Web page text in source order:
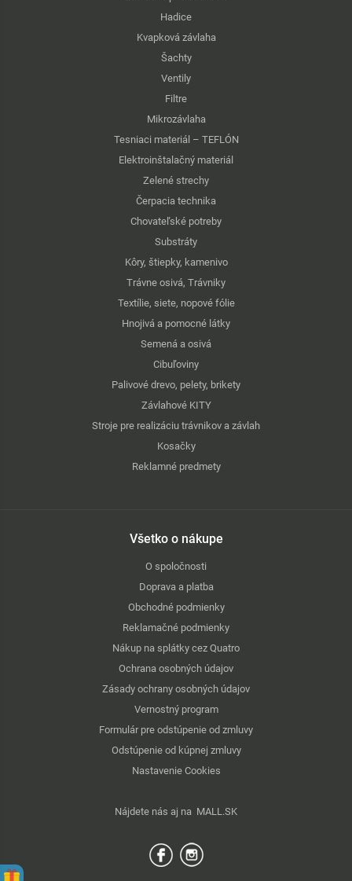
Hadice
Kvapková závlaha
Šachty
Ventily
Filtre
Mikrozávlaha
Tesniaci materiál – TEFLÓN
Elektroinštalačný materiál
Zelené strechy
Čerpacia technika
Chovateľské potreby
Substráty
Kôry, štiepky, kamenivo
Trávne osivá, Trávniky
Textílie, siete, nopové fólie
Hnojivá a pomocné látky
Semená a osivá
Cibuľoviny
Palivové drevo, pelety, brikety
Závlahové KITY
Stroje pre realizáciu trávnikov a závlah
Kosačky
Reklamné predmety
Všetko o nákupe
O spoločnosti
Doprava a platba
Obchodné podmienky
Reklamačné podmienky
Nákup na splátky cez Quatro
Ochrana osobných údajov
Zásady ochrany osobných údajov
Vernostný program
Formulár pre odstúpenie od zmluvy
Odstúpenie od kúpnej zmluvy
Nastavenie Cookies
Nájdete nás aj na MALL.SK